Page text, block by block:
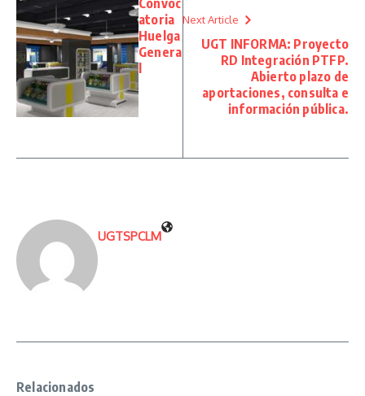
Convoc
atoria
Huelga
Genera
Next Article
UGT INFORMA: Proyecto
RD Integración PTFP.
Abierto plazo de
aportaciones, consulta e
información pública.
UGTSPCLM
Relacionados